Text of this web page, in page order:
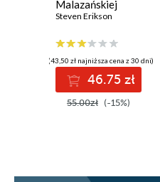
Malazańskiej
Księgi Poległych.
Steven Erikson
(43,50 zł najniższa cena z 30 dni)
46.75 zł
55.00zł (-15%)